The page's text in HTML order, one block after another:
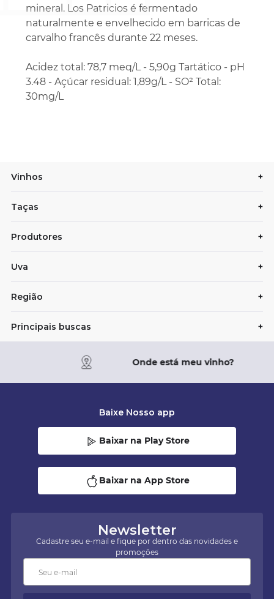
mineral. Los Patricios é fermentado
naturalmente e envelhecido em barricas de
carvalho francês durante 22 meses.
Acidez total: 78,7 meq/L - 5,90g Tartático - pH
3.48 - Açúcar residual: 1,89g/L - SO² Total:
30mg/L
Vinhos +
Taças +
Produtores +
Uva +
Região +
Principais buscas +
Onde está meu vinho?
Newsletter
Cadastre seu e-mail e fique por dentro das novidades e
promoções
Baixe Nosso app
Baixar na Play Store
Baixar na App Store